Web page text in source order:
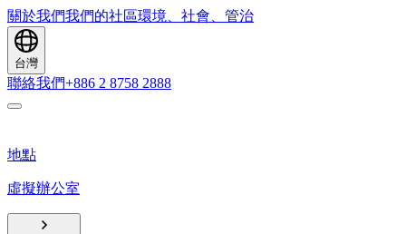
關於我們我們的社區環境、社會、管治
台灣
聯絡我們+886 2 8758 2888
地點
虛擬辦公室